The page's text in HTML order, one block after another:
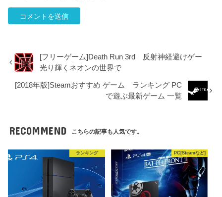
[フリーゲーム]Death Run 3rd 反射神経避けゲー
光り輝くネオンの世界で
[2018年版]Steamおすすめ ゲーム ランキング PC
で遊ぶ最新ゲーム 一覧
RECOMMEND こちらの記事も人気です。
ランキング PC[Steamなど]